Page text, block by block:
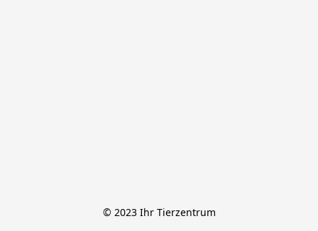
© 2023 Ihr Tierzentrum